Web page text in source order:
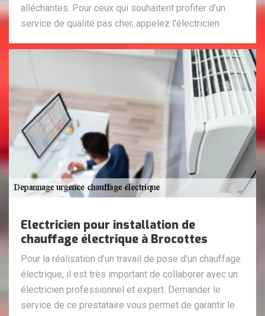
alléchantes. Pour ceux qui souhaitent profiter d’un
service de qualité pas cher, appelez l'électricien .
Electricien pour installation de
chauffage électrique à Brocottes
Pour la réalisation d’un travail de pose d’un chauffage
électrique, il est très important de collaborer avec un
électricien professionnel et expert. Demander le
service de ce prestataire vous permet de garantir le